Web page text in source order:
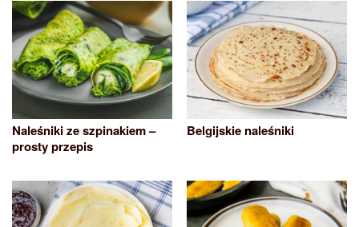
Naleśniki ze szpinakiem –
prosty przepis
Belgijskie naleśniki